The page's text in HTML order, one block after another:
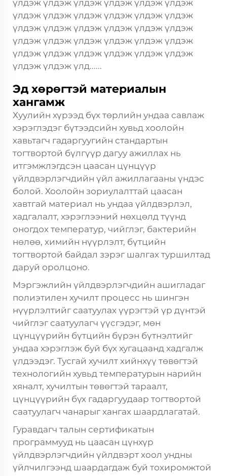
үлдэж үлдэж үлдэж үлдэж үлдэж үлдэж
үлдэж үлдэж үлдэж үлдэж үлдэж үлдэж
үлдэж үлдэж үлдэж үлдэж үлдэж үлдэж
үлдэж үлдэж үлдэж үлдэж үлдэж үлдэж
үлдэж үлдэж үлдэж үлдэж үлдэж үлдэж
үлдэж үлдэж үлд......
Эд хөрөгтэй материалын
хангамж
Хуулийн хүрээд бүх төрлийн ундаа савлаж
хэрэглэдэг бүтээдсийн хувьд хоолойн
хавьтагч гадаргуугийн стандартын
тогтвортой бүлгүүр дагуу ажиллах нь
итгэмжлэгдсэн цаасан цүнцүүр
үйлдвэрлэгчдийн үйл ажиллагааны үндэс
болой. Хоолойн зориулалттай цаасан
хавтгай материал нь ундаа үйлдвэрлэл,
хадгалалт, хэрэглээний нөхцөлд түүнд
оногдох температур, чийглэг, бактерийн
нөлөө, химийн нүүрлэлт, бүтцийн
тогтвортой байдал зэрэг шалгах туршилтад
даруй оролцоно.
Мэргэжлийн үйлдвэрлэгчдийн ашигладаг
полиэтилен хучилт процесс нь шингэн
нүүрлэлтийг саатуулах үүрэгтэй үр дүнтэй
чийглэг саатуулагч үүсгэдэг, мөн
цүнцүүрийн бүтцийн бүрэн бүтнэлтийг
ундаа хэрэглэж буй бүх хугацаанд хадгалж
үлдээдэг. Тусгай хучилт хийнхүү төвөгтэй
технологийн хувьд температурын нарийн
хяналт, хучилтын төвөгтэй тараалт,
цүнцүүрийн бүх гадаргуудаар тогтвортой
саатуулагч чанарыг хангах шаардлагатай.
Гуравдагч талын сертификатын
программууд нь цаасан цүнхүр
үйлдвэрлэгчдийн үйлдвэрт хоол ундны
үйлчилгээнд шаардагдаж буй тохиромжтой